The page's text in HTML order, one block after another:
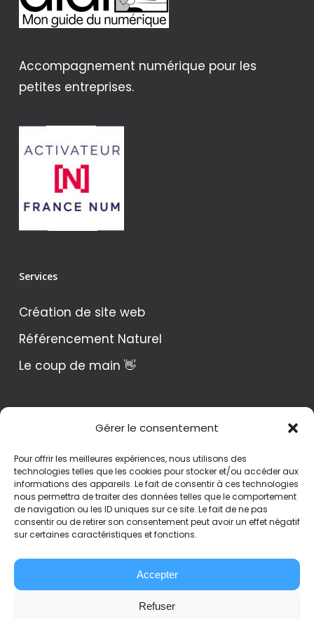
Gérer le consentement
Pour offrir les meilleures expériences, nous utilisons des
technologies telles que les cookies pour stocker et/ou accéder aux
informations des appareils. Le fait de consentir à ces technologies
nous permettra de traiter des données telles que le comportement
de navigation ou les ID uniques sur ce site. Le fait de ne pas
consentir ou de retirer son consentement peut avoir un effet négatif
sur certaines caractéristiques et fonctions.
Accepter
Refuser
Accompagnement numérique pour les
petites entreprises.
Services
Création de site web
Référencement Naturel
Le coup de main 👋
Contact
Mentions Légales
Conditions générales de vente
Politique de confidentialité
Politique de cookies (UE)